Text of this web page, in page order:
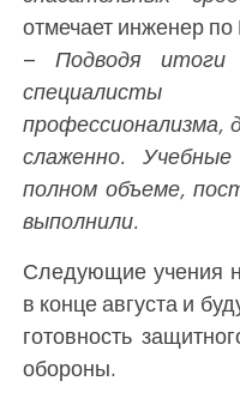
отмечает инженер
– Подводя итоги
специалисты
профессионализма,
слаженно.
полном объеме,
выполнили.
Следующие учения
в конце августа и
готовность
обороны.